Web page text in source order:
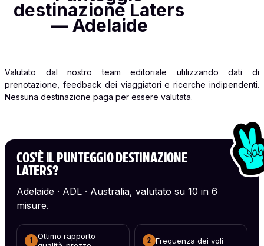
destinazione Laters
— Adelaide
Valutato dal nostro team editoriale utilizzando dati di
prenotazione, feedback dei viaggiatori e ricerche indipendenti.
Nessuna destinazione paga per essere valutata.
COS'È IL PUNTEGGIO DESTINAZIONE
LATERS?
Adelaide · ADL · Australia, valutato su 10 in 6
misure.
1
Ottimo rapporto
2 Frequenza dei voli